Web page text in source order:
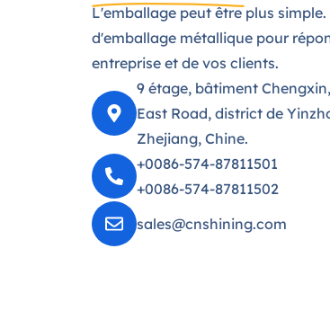
L'emballage peut être plus
d'emballage métallique pour
entreprise et de vos clients.
9 étage, bâtiment
East Road, district de
Zhejiang, Chine.
+0086-574-87811501
+0086-574-87811502
sales@cnshining.com